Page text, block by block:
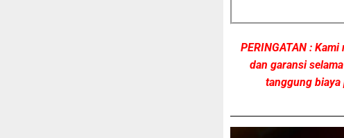
PERINGATAN :
dan garansi
tanggung